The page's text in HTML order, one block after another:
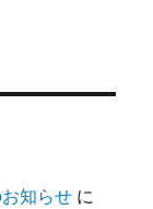
知らせ に